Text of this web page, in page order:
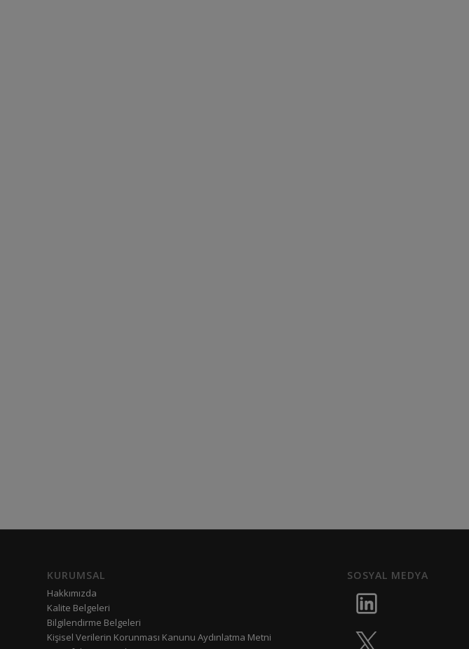
KURUMSAL
Hakkımızda
Kalite Belgeleri
Bilgilendirme Belgeleri
Kişisel Verilerin Korunması Kanunu Aydınlatma Metni
SOSYAL MEDYA